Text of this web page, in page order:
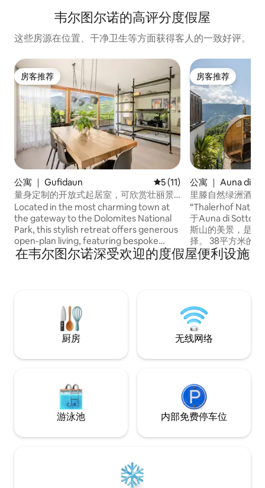
韦尔图尔诺的高评分度假屋
这些房源在位置、干净卫生等方面获得客人的一致好评。
房客推荐
房客推荐
公寓 ｜ Gufidaun 平均评分 5 分（满分 5 分）
5 (11)
量身定制的开放式起居室，可欣赏壮丽景
色
Located in the most charming town at
the gateway to the Dolomites National
Park, this stylish retreat offers generous
open-plan living, featuring bespoke
Italian design by Lago, Rimadesio, and
Saba. Floor-to-ceiling windows frame
nature and space.
房客推荐
房客推荐
公寓 ｜ Auna di
里滕自然绿洲酒店
“Thalerhof
于Auna di Sotto/
斯山的美景，是度
择。 38平方米的
碗机的厨房、1间
纳2位房客。 便
放式露台和一个阳
在韦尔图尔诺深受欢迎的度假屋便利设施
厨房 无线网络
游泳池 内部免费停车位